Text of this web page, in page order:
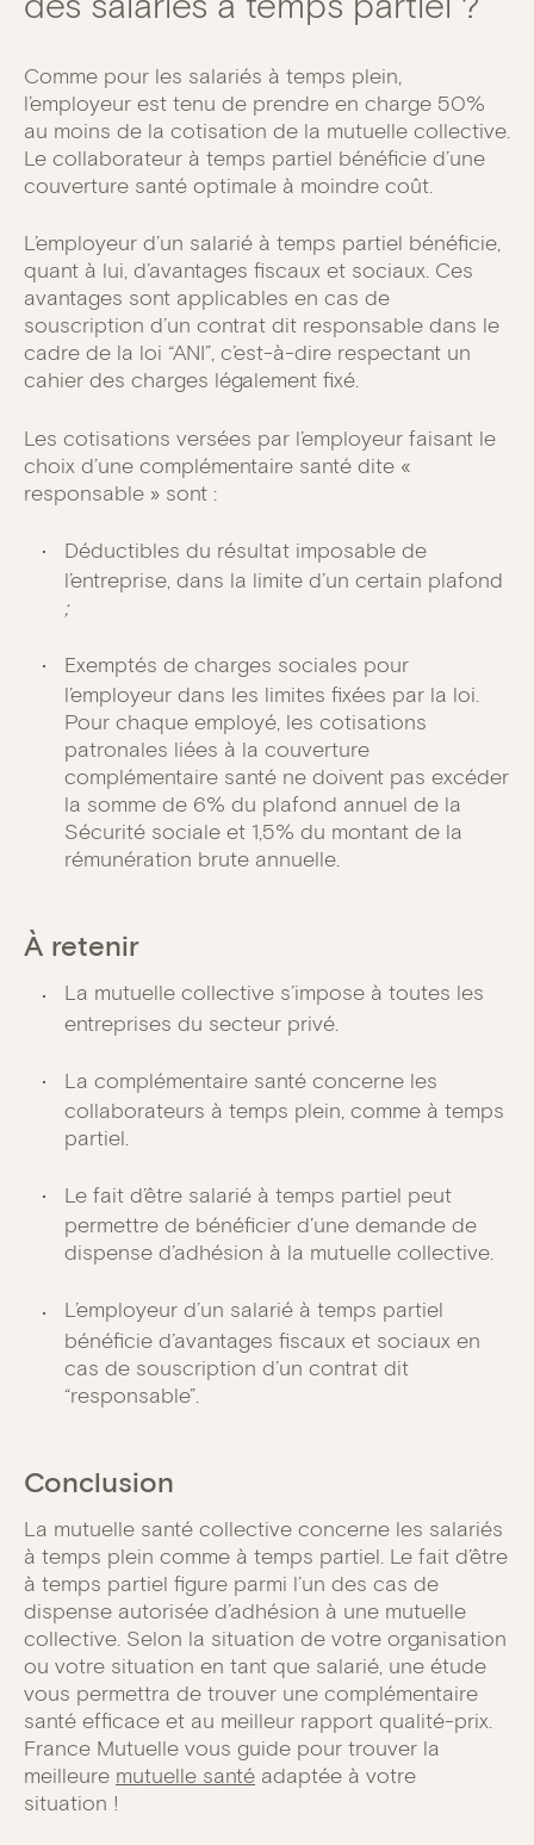
Comme pour les salariés à temps plein,
l’employeur est tenu de prendre en charge 50%
au moins de la cotisation de la mutuelle collective.
Le collaborateur à temps partiel bénéficie d’une
couverture santé optimale à moindre coût.
L’employeur d’un salarié à temps partiel bénéficie,
quant à lui, d’avantages fiscaux et sociaux. Ces
avantages sont applicables en cas de
souscription d’un contrat dit responsable dans le
cadre de la loi “ANI”, c’est-à-dire respectant un
cahier des charges légalement fixé.
Les cotisations versées par l’employeur faisant le
choix d’une complémentaire santé dite «
responsable » sont :
Déductibles du résultat imposable de
l’entreprise, dans la limite d’un certain plafond
;
Exemptés de charges sociales pour
l’employeur dans les limites fixées par la loi.
Pour chaque employé, les cotisations
patronales liées à la couverture
complémentaire santé ne doivent pas excéder
la somme de 6% du plafond annuel de la
Sécurité sociale et 1,5% du montant de la
rémunération brute annuelle.
À retenir
La mutuelle collective s’impose à toutes les
entreprises du secteur privé.
La complémentaire santé concerne les
collaborateurs à temps plein, comme à temps
partiel.
Le fait d’être salarié à temps partiel peut
permettre de bénéficier d’une demande de
dispense d’adhésion à la mutuelle collective.
L’employeur d’un salarié à temps partiel
bénéficie d’avantages fiscaux et sociaux en
cas de souscription d’un contrat dit
“responsable”.
Conclusion
La mutuelle santé collective concerne les salariés
à temps plein comme à temps partiel. Le fait d’être
à temps partiel figure parmi l’un des cas de
dispense autorisée d’adhésion à une mutuelle
collective. Selon la situation de votre organisation
ou votre situation en tant que salarié, une étude
vous permettra de trouver une complémentaire
santé efficace et au meilleur rapport qualité-prix.
France Mutuelle vous guide pour trouver la
meilleure mutuelle santé adaptée à votre
situation !